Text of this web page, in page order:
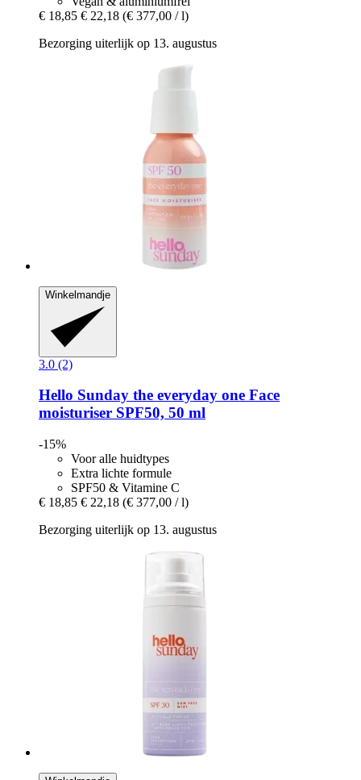
€ 18,85 € 22,18 (€ 377,00 / l)
Bezorging uiterlijk op 13. augustus
Winkelmandje
3.0 (2)
Hello Sunday the everyday one Face
moisturiser SPF50, 50 ml
-15%
Voor alle huidtypes
Extra lichte formule
SPF50 & Vitamine C
€ 18,85 € 22,18 (€ 377,00 / l)
Bezorging uiterlijk op 13. augustus